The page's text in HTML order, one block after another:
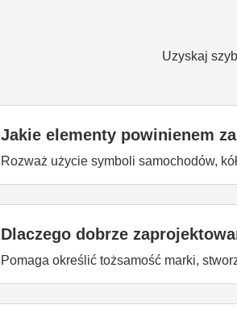
Uzyskaj
Jakie elementy powinienem
Rozważ użycie symboli samochodów,
Dlaczego dobrze
Pomaga określić tożsamość marki,